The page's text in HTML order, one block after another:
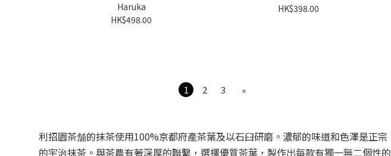
Haruka
HK$498.00
HK$398.00
1 2 3 »
利招園茶舗的抹茶使用100%京都府產茶葉及以石臼研磨。濃郁的味道和色澤是正宗
的宇治抹茶。與茶農有著深厚的聯繫，選擇優質茶葉，製作出每款有獨一無二個性的